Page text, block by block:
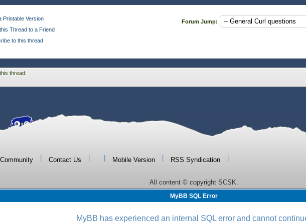
Printable Version
Thread to a Friend
to this thread
Forum Jump:
thread:
Contact Us Mobile Version RSS Syndication
All content © copyright SCSK.
MyBB SQL Error
MyBB has experienced an internal SQL error and cannot